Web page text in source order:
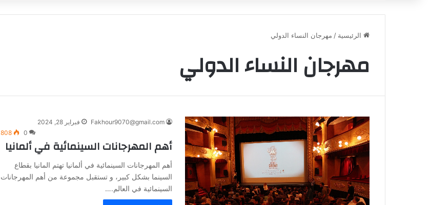
الرئيسية / مهرجان النساء الدولي
مهرجان النساء الدولي
Fakhour9070@gmail.com
فبراير 28, 2024
0
808
أهم المهرجانات السينمائية في ألمانيا
أهم المهرجانات السينمائية في ألمانيا تهتم المانيا بقطاع
السينما بشكل كبير، و تستقبل مجموعة من أهم المهرجانات
السينمائية في العالم.…